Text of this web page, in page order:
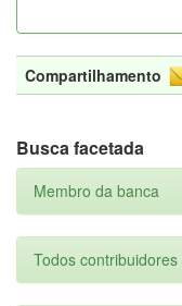
Compartilhamento
Busca facetada
Membro da banca
Todos contribuidores